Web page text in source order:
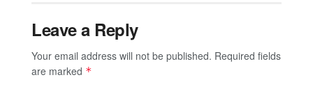
Leave a Reply
Your email address will not be published. Required fields
are marked *